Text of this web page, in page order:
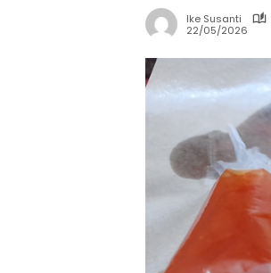
Ike Susanti
22/05/2026